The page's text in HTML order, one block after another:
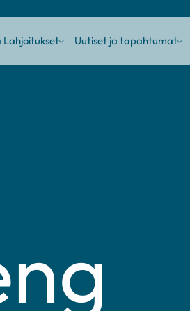
SubUutiset ja tapahtumatSub